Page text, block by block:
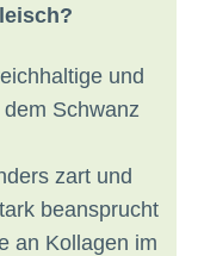
und
Schwanz
zart und
beansprucht
an Kollagen im